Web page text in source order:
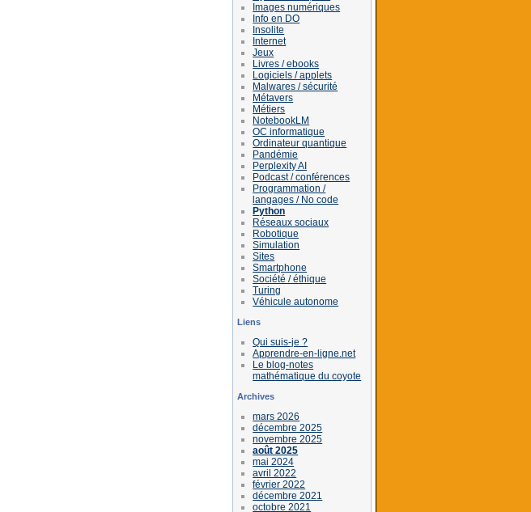
Images numériques
Info en DO
Insolite
Internet
Jeux
Livres / ebooks
Logiciels / applets
Malwares / sécurité
Métavers
Métiers
NotebookLM
OC informatique
Ordinateur quantique
Pandémie
Perplexity AI
Podcast / conférences
Programmation /
langages / No code
Python
Réseaux sociaux
Robotique
Simulation
Sites
Smartphone
Société / éthique
Turing
Véhicule autonome
Liens
Qui suis-je ?
Apprendre-en-ligne.net
Le blog-notes
mathématique du coyote
Archives
mars 2026
décembre 2025
novembre 2025
août 2025
mai 2024
avril 2022
février 2022
décembre 2021
octobre 2021